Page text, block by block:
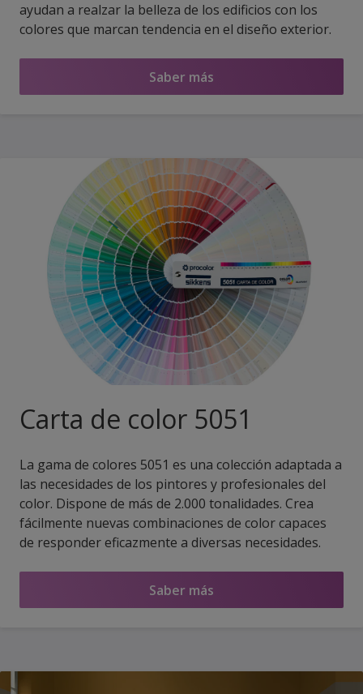
ayudan a realzar la belleza de los edificios con los
colores que marcan tendencia en el diseño exterior.
Saber más
Carta de color 5051
La gama de colores 5051 es una colección adaptada a
las necesidades de los pintores y profesionales del
color. Dispone de más de 2.000 tonalidades. Crea
fácilmente nuevas combinaciones de color capaces
de responder eficazmente a diversas necesidades.
Saber más